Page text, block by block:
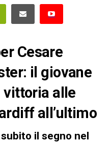
Cesare
il giovane
vittoria alle
all’ultimo
il segno nel